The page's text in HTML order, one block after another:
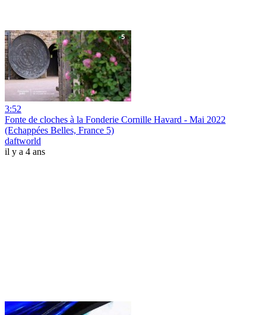
3:52
Fonte de cloches à la Fonderie Cornille Havard - Mai 2022
(Echappées Belles, France 5)
daftworld
il y a 4 ans